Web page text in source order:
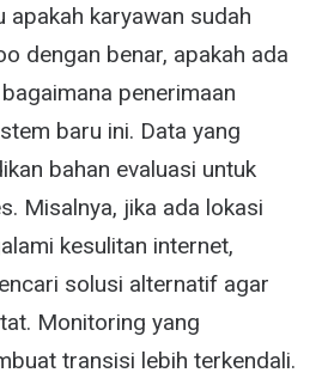
apakah karyawan sudah
dengan benar, apakah ada
penerimaan
baru ini. Data yang
bahan evaluasi untuk
Misalnya, jika ada lokasi
kesulitan internet,
solusi alternatif agar
Monitoring yang
transisi lebih terkendali.